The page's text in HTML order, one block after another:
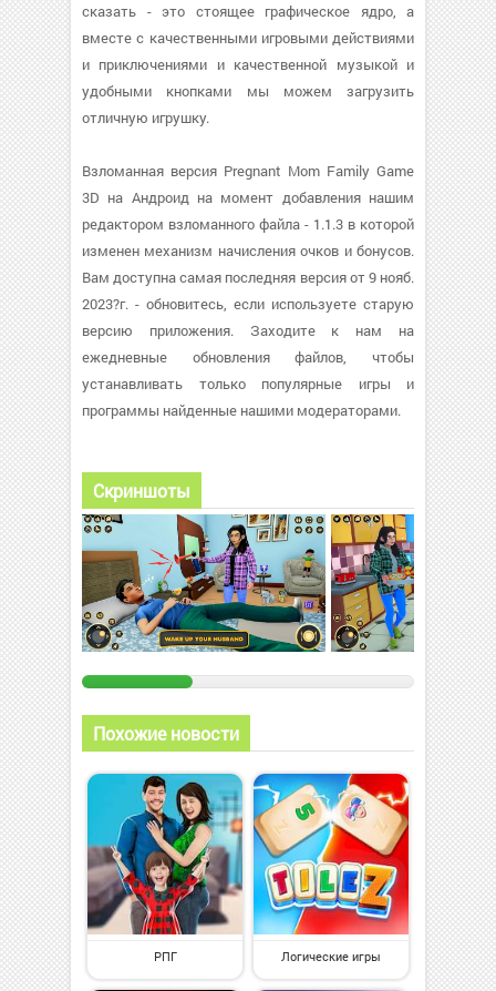
сказать - это стоящее графическое ядро, а
вместе с качественными игровыми действиями
и приключениями и качественной музыкой и
удобными кнопками мы можем загрузить
отличную игрушку.
Взломанная версия Pregnant Mom Family Game
3D на Андроид на момент добавления нашим
редактором взломанного файла - 1.1.3 в которой
изменен механизм начисления очков и бонусов.
Вам доступна самая последняя версия от 9 нояб.
2023?г. - обновитесь, если используете старую
версию приложения. Заходите к нам на
ежедневные обновления файлов, чтобы
устанавливать только популярные игры и
программы найденные нашими модераторами.
Скриншоты
Похожие новости
РПГ Логические игры